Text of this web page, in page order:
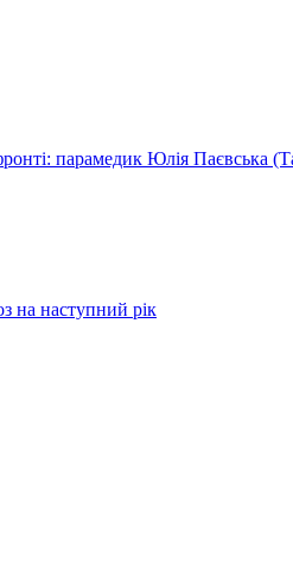
парамедик Юлія Паєвська
на наступний рік